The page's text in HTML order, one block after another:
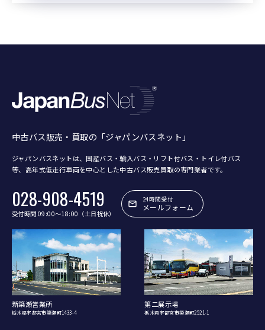
中古バス販売・買取の「ジャパンバスネット」
ジャパンバスネットは、国産バス・輸入バス・リフト付バス・トイレ付バス
等、 高年式低走行車両を中心とした中古バス販売買取の専門業者です。
028-908-4519
受付時間 09:00〜18:00（土日祝休）
24時間受付
メールフォーム
新簗瀬営業所
栃木県宇都宮市簗瀬町1433-4
第二展示場
栃木県宇都宮市簗瀬町2521-1